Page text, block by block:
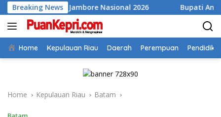
Skip
to
content
Breaking News
ke Jambore Nasional 2026 Bupati Aneng Evaluasi
Home Kepulauan Riau Daerah Perempuan
Home Kepulauan Riau Batam